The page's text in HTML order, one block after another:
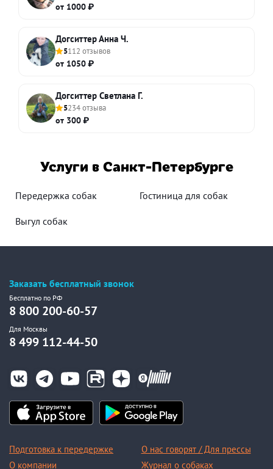
от 1000 ₽
Догситтер Анна Ч.
5112 отзывов
от 1050 ₽
Догситтер Светлана Г.
5234 отзыва
от 300 ₽
Услуги в Санкт-Петербурге
Передержка собак Гостиница для собак
Выгул собак
Заказать бесплатный звонок
Бесплатно по РФ
8 800 200-60-57
Для Москвы
8 499 112-44-50
Подготовка к передержке
О компании
О нас говорят / Для прессы
Журнал о собаках